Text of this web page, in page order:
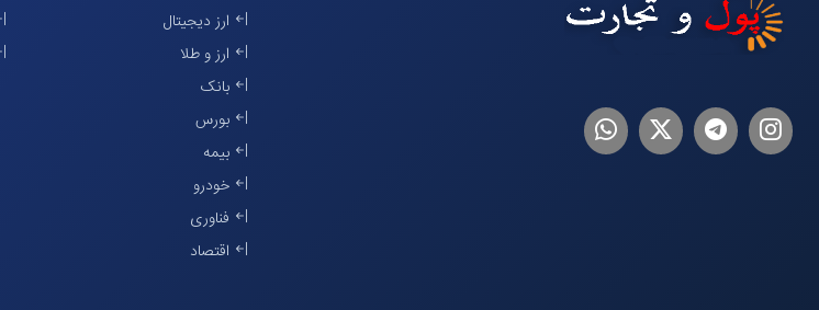
اینستاگرام
تلگرام توییترلینکدین
ارز دیجیتال
ارز و طلا
بانک
بورس
بیمه
خودرو
فناوری
اقتصاد